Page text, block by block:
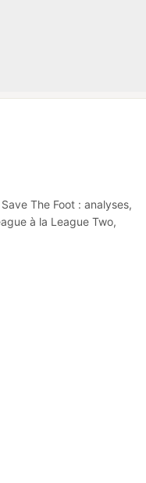
The Foot : analyses,
à la League Two,